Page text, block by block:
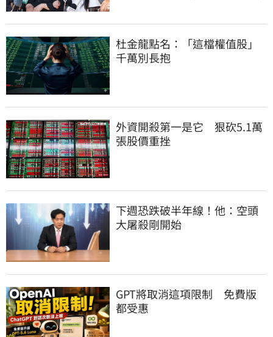
杜金龍點名：「這檔權值股」
千萬別長抱
外資開殺第一是它　狠砍5.1萬
張股價重挫
下週恐跌破半年線！他：空頭
大屠殺剛開始
GPT將取消這項限制　免費版
都受惠